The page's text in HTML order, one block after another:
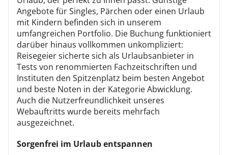
Angebote für Singles, Pärchen oder einen Urlaub
mit Kindern befinden sich in unserem
umfangreichen Portfolio. Die Buchung funktioniert
darüber hinaus vollkommen unkompliziert:
Reisegeier sicherte sich als Urlaubsanbieter in
Tests von renommierten Fachzeitschriften und
Instituten den Spitzenplatz beim besten Angebot
und beste Noten in der Kategorie Abwicklung.
Auch die Nutzerfreundlichkeit unseres
Webauftritts wurde bereits mehrfach
ausgezeichnet.
Sorgenfrei im Urlaub entspannen